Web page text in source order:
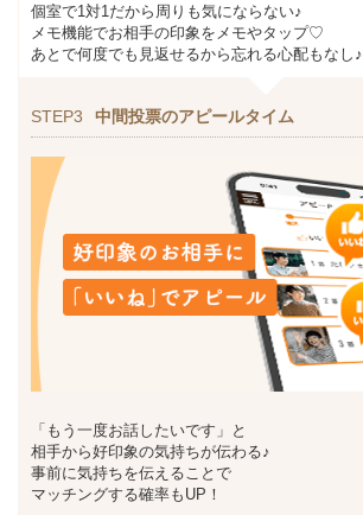
個室で1対1だから周りも気にならない♪
メモ機能でお相手の印象をメモやタップ♡
あとで何度でも見返せるから忘れる心配もなし♪
STEP3 中間投票のアピールタイム
「もう一度お話したいです」と
相手から好印象の気持ちが伝わる♪
事前に気持ちを伝えることで
マッチングする確率もUP！